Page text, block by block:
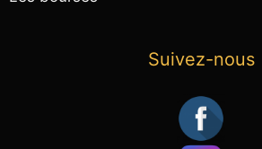
Suivez-nous